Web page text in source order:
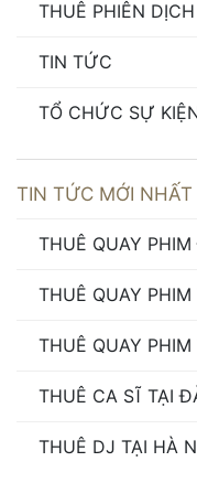
THUÊ PHIÊN
TIN TỨC
TỔ CHỨC SỰ
TIN TỨC MỚI NHẤT
THUÊ QUAY
THUÊ QUAY
THUÊ QUAY
THUÊ CA SĨ TẠI
THUÊ DJ TẠI HÀ